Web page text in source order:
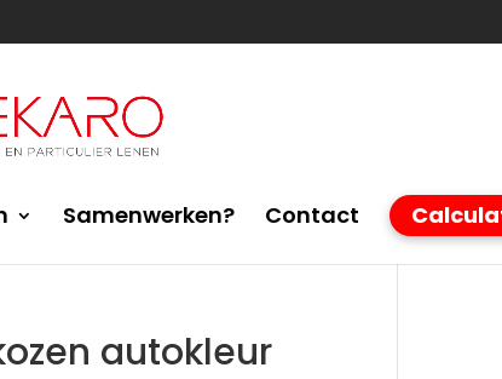
Samenwerken? Contact
autokleur